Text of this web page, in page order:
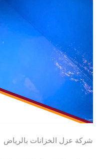
شركة عزل الخزانات بالرياض